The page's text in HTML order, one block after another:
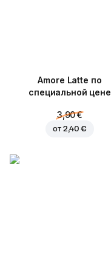
Amore Latte по
специальной цене
3,90 €
от 2,40 €